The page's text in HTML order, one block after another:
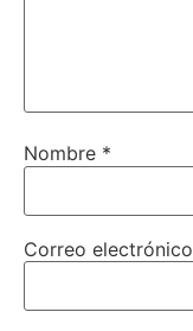
Nombre *
Correo electrónico